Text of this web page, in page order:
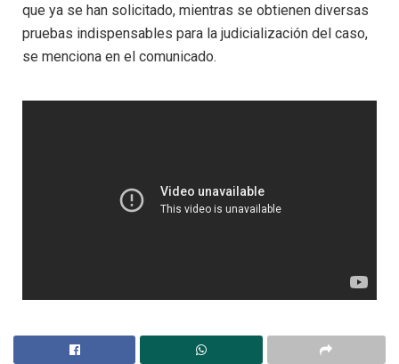
que ya se han solicitado, mientras se obtienen diversas
pruebas indispensables para la judicialización del caso,
se menciona en el comunicado.